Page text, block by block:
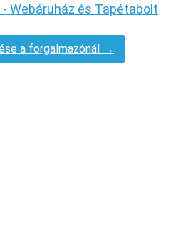
Webáruház és Tapétabolt
a forgalmazónál →